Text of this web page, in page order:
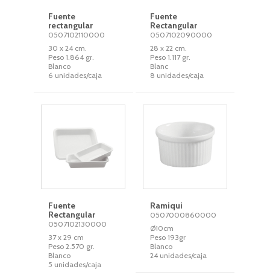
Fuente
rectangular
0507102110000
30 x 24 cm.
Peso 1.864 gr.
Blanco
6 unidades/caja
Fuente
Rectangular
0507102090000
28 x 22 cm.
Peso 1.117 gr.
Blanc
8 unidades/caja
Fuente
Rectangular
0507102130000
37 x 29 cm
Peso 2.570 gr.
Blanco
5 unidades/caja
Ramiqui
0507000860000
Ø10cm
Peso 193gr
Blanco
24 unidades/caja